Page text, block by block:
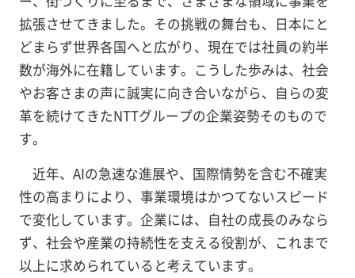
拡張させてきました。その挑戦の舞台も、日本にと
どまらず世界各国へと広がり、現在では社員の約半
数が海外に在籍しています。こうした歩みは、社会
やお客さまの声に誠実に向き合いながら、自らの変
革を続けてきたNTTグループの企業姿勢そのもので
す。
近年、AIの急速な進展や、国際情勢を含む不確実
性の高まりにより、事業環境はかつてないスピード
で変化しています。企業には、自社の成長のみなら
ず、社会や産業の持続性を支える役割が、これまで
以上に求められていると考えています。